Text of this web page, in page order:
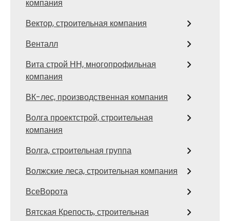
компания
Вектор, строительная компания
Венталл
Вита строй НН, многопрофильная
компания
ВК-лес, производственная компания
Волга проектстрой, строительная
компания
Волга, строительная группа
Волжские леса, строительная компания
ВсеВорота
Вятская Крепость, строительная